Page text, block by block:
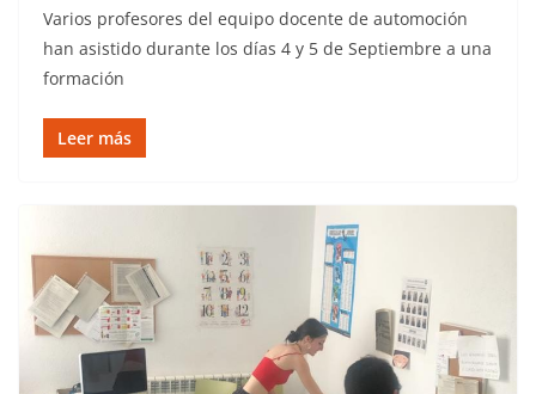
Varios profesores del equipo docente de automoción
han asistido durante los días 4 y 5 de Septiembre a una
formación
Leer más